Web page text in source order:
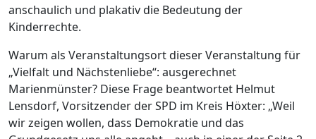
anschaulich und plakativ die Bedeutung der
Kinderrechte.
Warum als Veranstaltungsort dieser Veranstaltung für
„Vielfalt und Nächstenliebe“: ausgerechnet
Marienmünster? Diese Frage beantwortet Helmut
Lensdorf, Vorsitzender der SPD im Kreis Höxter: „Weil
wir zeigen wollen, dass Demokratie und das